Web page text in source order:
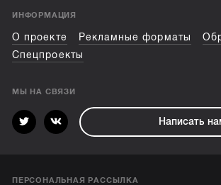
ИНФОРМАЦИЯ
О проекте Рекламные форматы
Спецпроекты
МЫ НА СВЯЗИ
Написать
ПЕРСОНАЛЬНАЯ РАССЫЛКА